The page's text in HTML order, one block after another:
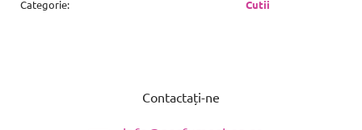
Categorie: Cutii
Contactați-ne